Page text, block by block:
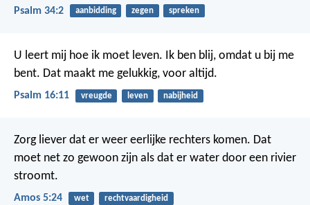
Psalm 34:2 aanbidding zegen spreken
U leert mij hoe ik moet leven. Ik ben blij, omdat u bij me
bent. Dat maakt me gelukkig, voor altijd.
Psalm 16:11 vreugde leven nabijheid
Zorg liever dat er weer eerlijke rechters komen. Dat
moet net zo gewoon zijn als dat er water door een rivier
stroomt.
Amos 5:24 wet rechtvaardigheid